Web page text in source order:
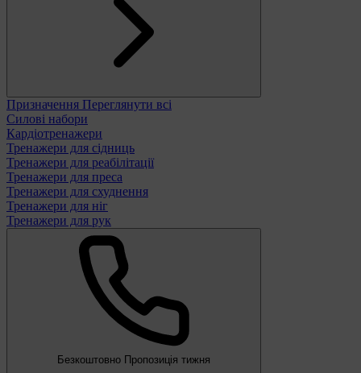
Призначення Переглянути всі
Силові набори
Кардіотренажери
Тренажери для сідниць
Тренажери для реабілітації
Тренажери для преса
Тренажери для схуднення
Тренажери для ніг
Тренажери для рук
Безкоштовно Пропозиція тижня